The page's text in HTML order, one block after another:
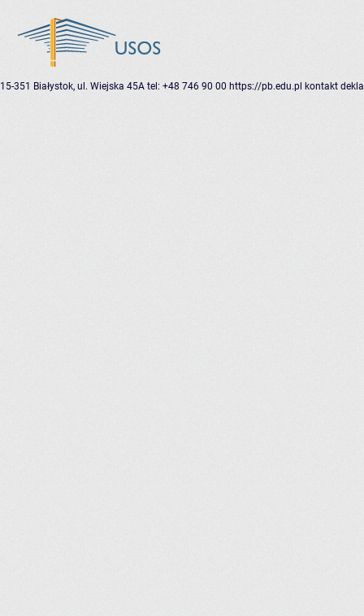
15-351 Białystok, ul. Wiejska 45A tel: +48 746 90 00 https://pb.edu.pl kontakt